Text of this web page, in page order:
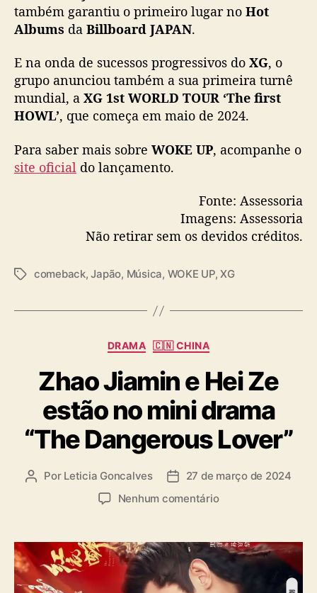
também garantiu o primeiro lugar no Hot
Albums da Billboard JAPAN.
E na onda de sucessos progressivos do XG, o
grupo anunciou também a sua primeira turnê
mundial, a XG 1st WORLD TOUR ‘The first
HOWL’, que começa em maio de 2024.
Para saber mais sobre WOKE UP, acompanhe o
site oficial do lançamento.
Fonte: Assessoria
Imagens: Assessoria
Não retirar sem os devidos créditos.
T
comeback,Japão, Música, WOKE UP,XG
C
t
e
g
o
r
i
DRAMA 🇨🇳 CHINA
Zhao Jiamin e Hei Ze
estão no mini drama
“The Dangerous Lover”
A
r
d
o
p
Por Leticia Goncalves
D
d
u
27 de março de 2024
Nenhum comentárioe
h
o